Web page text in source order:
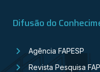
Difusão do
Agência FAPESP
Revista Pesquisa